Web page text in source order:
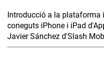
Introducció a la plataforma
coneguts iPhone i iPad
Javier Sánchez d'Slash